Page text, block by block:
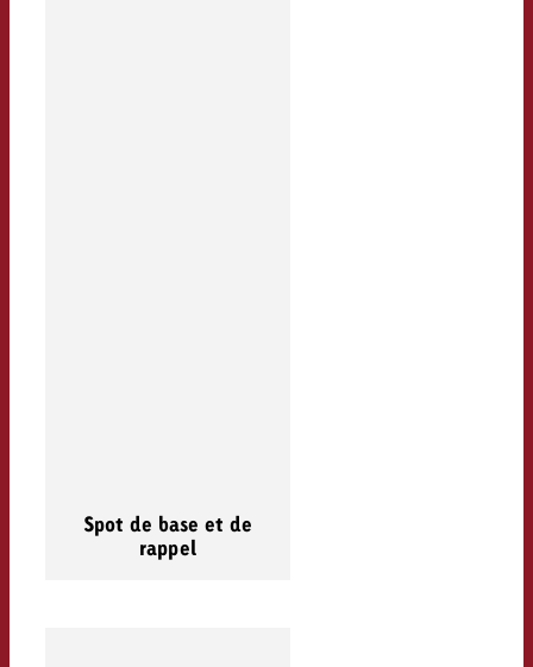
Spot de base et de
rappel